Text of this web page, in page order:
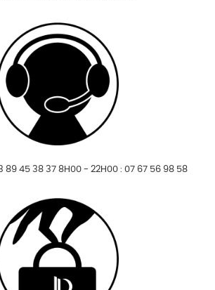
89 45 38 37 8H00 - 22H00 : 07 67 56 98 58